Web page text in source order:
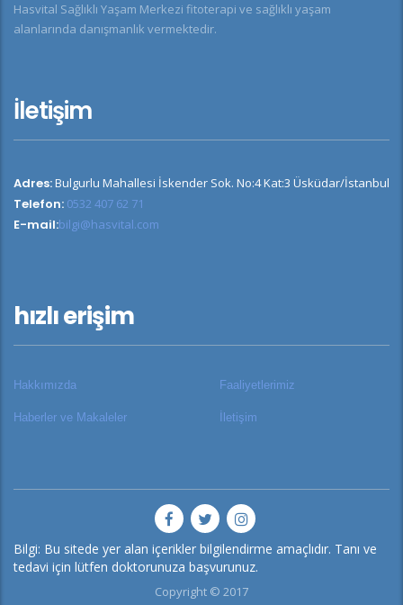
Hasvital Sağlıklı Yaşam Merkezi fitoterapi ve sağlıklı yaşam
alanlarında danışmanlık vermektedir.
İletişim
Adres:Bulgurlu Mahallesi İskender Sok. No:4 Kat:3 Üsküdar/İstanbul
Telefon: 0532 407 62 71
E-mail:bilgi@hasvital.com
hızlı erişim
Hakkımızda Faaliyetlerimiz
Haberler ve Makaleler İletişim
Bilgi: Bu sitede yer alan içerikler bilgilendirme amaçlıdır. Tanı ve
tedavi için lütfen doktorunuza başvurunuz.
Copyright © 2017